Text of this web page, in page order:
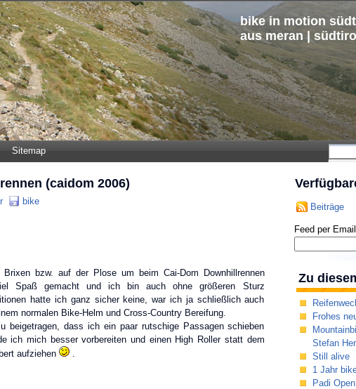
bike in motion
aus meran |
Sitemap
(caidom 2006)
bike
bzw. auf der Plose um beim Cai-Dom Downhillrennen
Spaß gemacht und ich bin auch ohne größeren Sturz
hatte ich ganz sicher keine, war ich ja schließlich auch
normalen Bike-Helm und Cross-Country Bereifung.
beigetragen, dass ich ein paar rutschige Passagen schieben
ich mich besser vorbereiten und einen High Roller statt dem
aufziehen
.
Beiträge
Feed per
Zu
Frohes
Stefan
Still alive
1 Jahr
Padi